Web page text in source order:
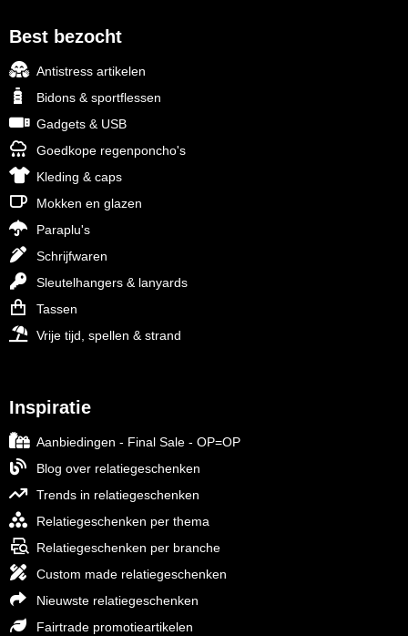
Best bezocht
Antistress artikelen
Bidons & sportflessen
Gadgets & USB
Goedkope regenponcho's
Kleding & caps
Mokken en glazen
Paraplu's
Schrijfwaren
Sleutelhangers & lanyards
Tassen
Vrije tijd, spellen & strand
Inspiratie
Aanbiedingen - Final Sale - OP=OP
Blog over relatiegeschenken
Trends in relatiegeschenken
Relatiegeschenken per thema
Relatiegeschenken per branche
Custom made relatiegeschenken
Nieuwste relatiegeschenken
Fairtrade promotieartikelen